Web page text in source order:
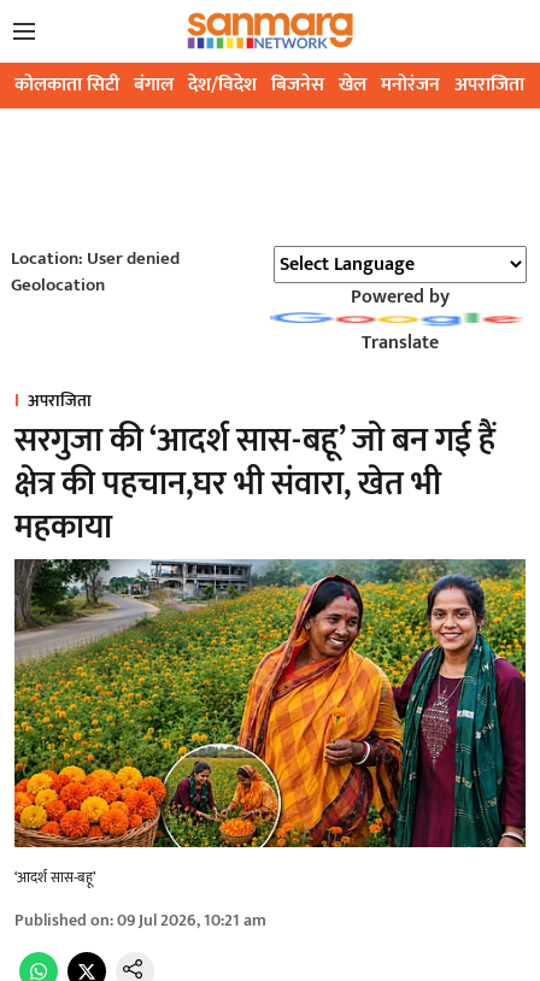
कोलकाता सिटी बंगाल देश/विदेश बिजनेस खेल मनोरंजन अपराजिता
Location: User denied
Geolocation
Powered by
Translate
अपराजिता
सरगुजा की ‘आदर्श सास-बहू’ जो बन गई हैं
क्षेत्र की पहचान,घर भी संवारा, खेत भी
महकाया
‘आदर्श सास-बहू’
Published on:09 Jul 2026, 10:21 am